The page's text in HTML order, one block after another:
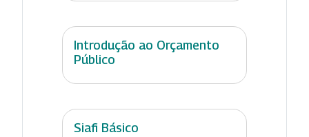
Introdução ao Orçamento
Público
Siafi Básico